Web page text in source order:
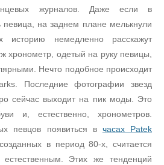
журналов. Даже если в
певица, на заднем плане мелькнули
немедленно расскажут
хронометр, одетый на руку певицы,
Нечто подобное происходит
Последние фотографии звезд
сейчас выходит на пик моды. Это
и, естественно, хронометров.
певцов появиться в часах Patek
в период 80-х, считается
Этих же тенденций